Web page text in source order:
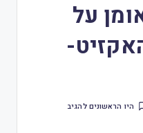
על
היו הראשונים להגיב